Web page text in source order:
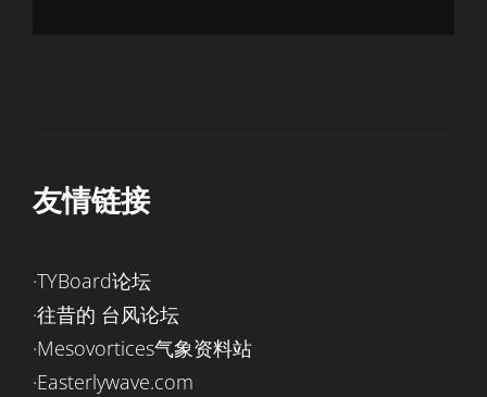
友情链接
·TYBoard论坛
·往昔的 台风论坛
·Mesovortices气象资料站
·Easterlywave.com